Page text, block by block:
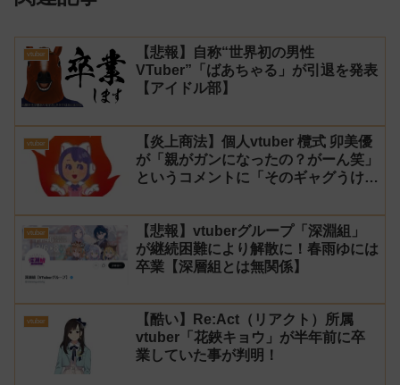
vtuber
【悲報】自称“世界初の男性
VTuber”「ばあちゃる」が引退を発表
【アイドル部】
vtuber
【炎上商法】個人vtuber 欖式 卯美優
が「親がガンになったの？がーん笑」
というコメントに「そのギャグうけ
はオススメしないと投稿し叩かれる
vtuber
【悲報】vtuberグループ「深淵組」
が継続困難により解散に！春雨ゆには
卒業【深層組とは無関係】
vtuber
【酷い】Re:Act（リアクト）所属
vtuber「花鋏キョウ」が半年前に卒
業していた事が判明！